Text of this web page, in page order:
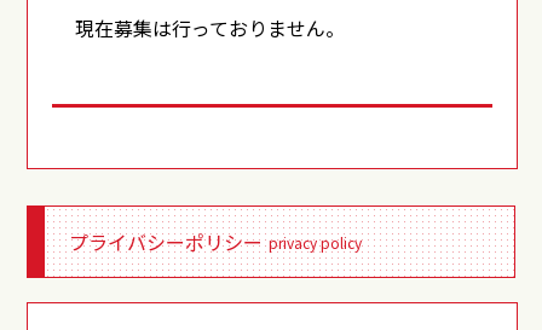
現在募集は行っておりません。
プライバシーポリシー privacy policy